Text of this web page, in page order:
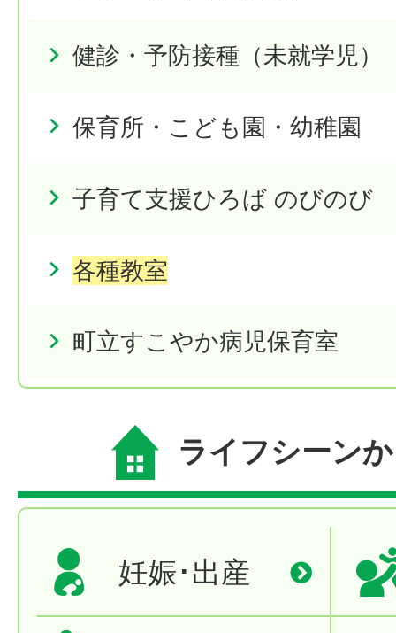
健診・予防接種（未就学児）
保育所・こども園・幼稚園
子育て支援ひろば のびのび
各種教室
町立すこやか病児保育室
ライフシーン
妊娠･出産